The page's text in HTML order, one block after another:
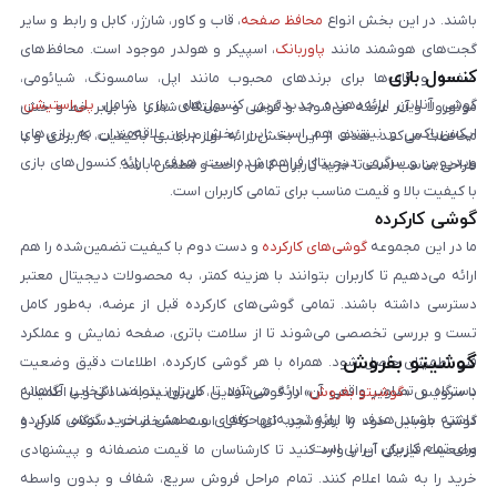
باشند. در این بخش انواع محافظ صفحه، قاب و کاور، شارژر، کابل و رابط و سایر
گجت‌های هوشمند مانند پاوربانک، اسپیکر و هولدر موجود است. محافظ‌های
صفحه و قاب‌ها برای برندهای محبوب مانند اپل، سامسونگ، شیائومی،
موتورولا و آنر عرضه می‌شوند و گوشی و دستگاه شما را در برابر خط و خش
محافظت می‌کنند. هدف از این بخش ارائه لوازم جانبی باکیفیت، کاربردی و با
طراحی مناسب است تا خرید کاربران کامل، راحت و مطمئن باشد.
کنسول بازی
گوشی آنلاین ارائه‌دهنده جدیدترین کنسول‌های بازی شامل پلی‌استیشن،
ایکس‌باکس و نینتندو هم است. این بخش برای علاقه‌مندان به بازی‌های
ویدیویی و سرگرمی دیجیتال فراهم شده است. هدف ما ارائه کنسول‌های بازی
با کیفیت بالا و قیمت مناسب برای تمامی کاربران است.
گوشی کارکرده
ما در این مجموعه گوشی‌های کارکرده و دست دوم با کیفیت تضمین‌شده را هم
ارائه می‌دهیم تا کاربران بتوانند با هزینه کمتر، به محصولات دیجیتال معتبر
دسترسی داشته باشند. تمامی گوشی‌های کارکرده قبل از عرضه، به‌طور کامل
تست و بررسی تخصصی می‌شوند تا از سلامت باتری، صفحه نمایش و عملکرد
فنی اطمینان حاصل شود. همراه با هر گوشی کارکرده، اطلاعات دقیق وضعیت
دستگاه و تصاویر واقعی آن ارائه می‌شود تا کاربران بتوانند انتخابی آگاهانه
داشته باشند. هدف ما ارائه تجربه‌ای حرفه‌ای و مطمئن از خرید گوشی کارکرده
برای تمام کاربران ایرانی است.
گوشیتو بفروش
با سرویس «گوشیتو بفروش» در گوشی آنلاین، می‌توانید به‌سادگی و با اطمینان
گوشی موبایل خود را بفروشید. تنها کافی است مشخصات دستگاه، مدل و
وضعیت فیزیکی آن را وارد کنید تا کارشناسان ما قیمت منصفانه و پیشنهادی
خرید را به شما اعلام کنند. تمام مراحل فروش سریع، شفاف و بدون واسطه